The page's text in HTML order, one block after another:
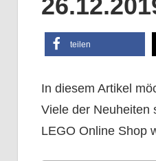
teilen
In diesem Artikel
Viele der Neuheiten
LEGO Online Shop